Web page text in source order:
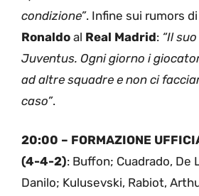
condizione”. Infine sui rumors di
Ronaldo al Real Madrid: “Il
Juventus. Ogni giorno i
ad altre squadre e non ci
caso”.
20:00 – FORMAZIONE
(4-4-2): Buffon; Cuadrado, De
Danilo; Kulusevski, Rabiot,